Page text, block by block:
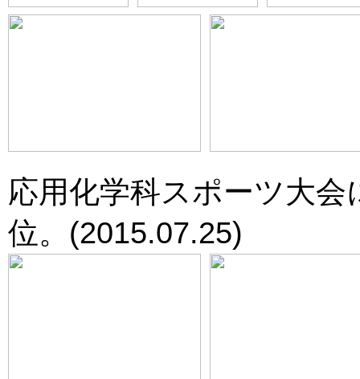
応用化学科スポーツ大
位。(2015.07.25)